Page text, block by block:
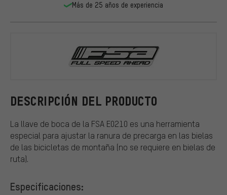
DESCRIPCIÓN DEL PRODUCTO
La llave de boca de la FSA E0210 es una herramienta
especial para ajustar la ranura de precarga en las bielas
de las bicicletas de montaña (no se requiere en bielas de
ruta).
Especificaciones:
Más de 25 años de experiencia